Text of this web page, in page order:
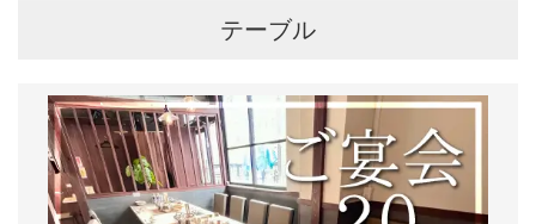
テーブル